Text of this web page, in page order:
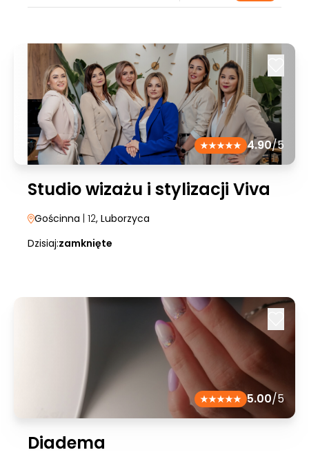
4.90/5
Studio wizażu i stylizacji Viva
Gościnna | 12, Luborzyca
Dzisiaj:zamknięte
5.00/5
Diadema